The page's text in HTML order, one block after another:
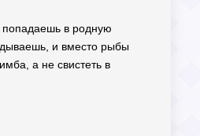
попадаешь в родную
и вместо рыбы
а не свистеть в